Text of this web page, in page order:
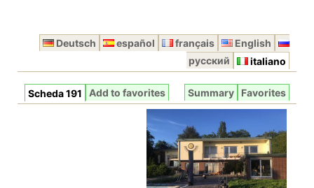
Deutsch español français
English
русский
italiano
Scheda 191 Add to favorites Favorites
Summary